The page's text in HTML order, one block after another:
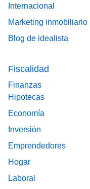
Internacional
Marketing inmobiliario
Blog de idealista
Fiscalidad
Finanzas
Hipotecas
Economía
Inversión
Emprendedores
Hogar
Laboral